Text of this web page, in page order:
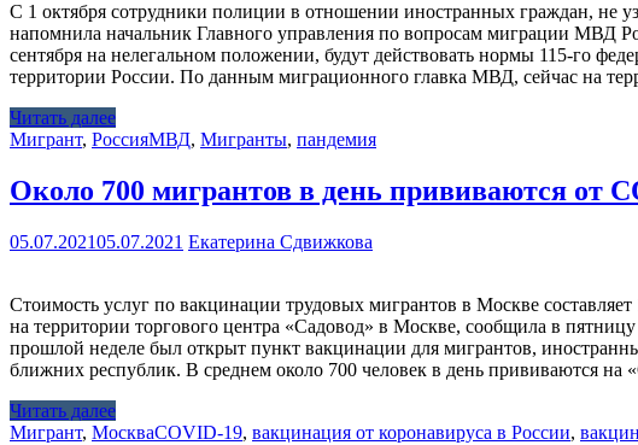
С 1 октября сотрудники полиции в отношении иностранных граждан, не
напомнила начальник Главного управления по вопросам миграции МВД
сентября на нелегальном положении, будут действовать нормы 115-го
территории России. По данным миграционного главка МВД, сейчас на
Читать далее
Мигрант, РоссияМВД, Мигранты, пандемия
Около 700 мигрантов в день прививаются от
05.07.202105.07.2021 Екатерина Сдвижкова
Стоимость услуг по вакцинации трудовых мигрантов в Москве
на территории торгового центра «Садовод» в Москве, сообщила в
прошлой неделе был открыт пункт вакцинации для мигрантов,
ближних республик. В среднем около 700 человек в день прививаются на
Читать далее
Мигрант, МоскваCOVID-19, вакцинация от коронавируса в России,